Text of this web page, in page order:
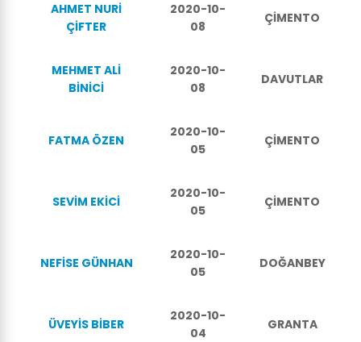
AHMET NURİ
ÇİFTER
2020-10-
08
ÇİMENTO
MEHMET ALİ
BİNİCİ
2020-10-
08
DAVUTLAR
FATMA ÖZEN
2020-10-
05
ÇİMENTO
SEVİM EKİCİ
2020-10-
05
ÇİMENTO
NEFİSE GÜNHAN
2020-10-
05
DOĞANBEY
ÜVEYİS BİBER
2020-10-
04
GRANTA